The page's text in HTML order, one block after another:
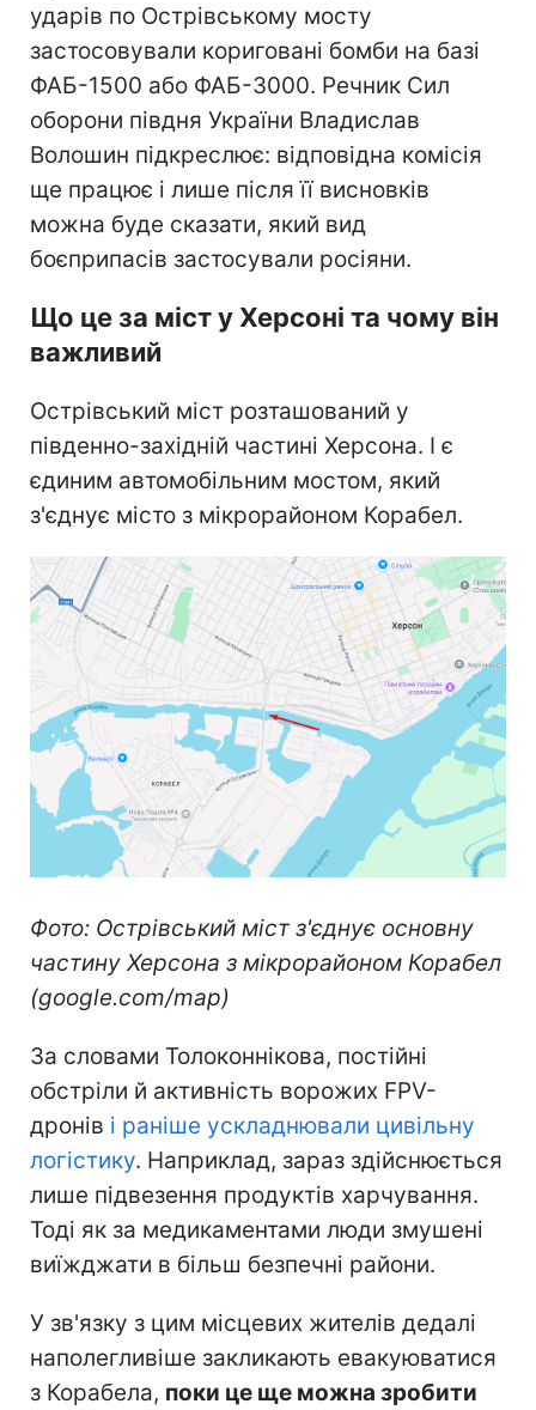
ударів по Острівському мосту
застосовували кориговані бомби на базі
ФАБ-1500 або ФАБ-3000. Речник Сил
оборони півдня України Владислав
Волошин підкреслює: відповідна комісія
ще працює і лише після її висновків
можна буде сказати, який вид
боєприпасів застосували росіяни.
Що це за міст у Херсоні та чому він
важливий
Острівський міст розташований у
південно-західній частині Херсона. І є
єдиним автомобільним мостом, який
з'єднує місто з мікрорайоном Корабел.
Фото: Острівський міст з'єднує основну
частину Херсона з мікрорайоном Корабел
(google.com/map)
За словами Толоконнікова, постійні
обстріли й активність ворожих FPV-
дронів і раніше ускладнювали цивільну
логістику. Наприклад, зараз здійснюється
лише підвезення продуктів харчування.
Тоді як за медикаментами люди змушені
виїжджати в більш безпечні райони.
У зв'язку з цим місцевих жителів дедалі
наполегливіше закликають евакуюватися
з Корабела, поки це ще можна зробити